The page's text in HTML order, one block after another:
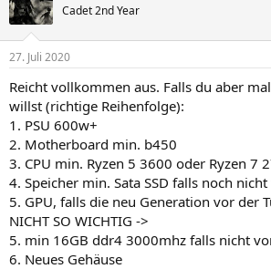
Cadet 2nd Year
27. Juli 2020
Reicht vollkommen aus. Falls du aber
willst (richtige Reihenfolge):
1. PSU 600w+
2. Motherboard min. b450
3. CPU min. Ryzen 5 3600 oder Ryzen 7
4. Speicher min. Sata SSD falls noch
5. GPU, falls die neu Generation vor der
NICHT SO WICHTIG ->
5. min 16GB ddr4 3000mhz falls nicht
6. Neues Gehäuse